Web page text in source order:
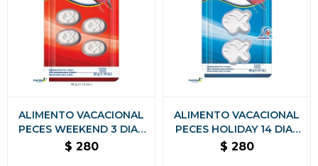
ALIMENTO VACACIONAL
PECES WEEKEND 3 DIAS
32 GRS
$ 280
ALIMENTO VACACIONAL
PECES HOLIDAY 14 DIAS
40 GRS
$ 280